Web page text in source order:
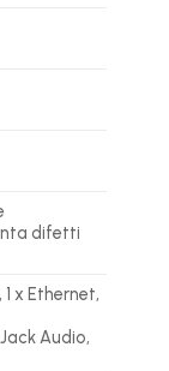
difetti
1 x Ethernet,
Audio,